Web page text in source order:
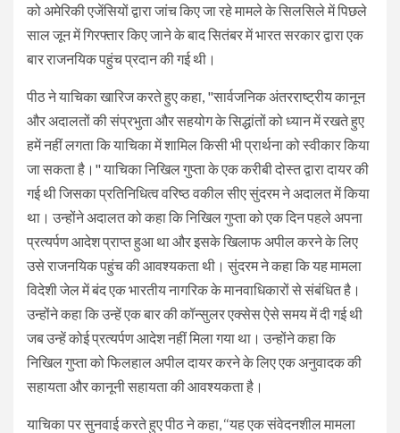
को अमेरिकी एजेंसियों द्वारा जांच किए जा रहे मामले के सिलसिले में पिछले
साल जून में गिरफ्तार किए जाने के बाद सितंबर में भारत सरकार द्वारा एक
बार राजनयिक पहुंच प्रदान की गई थी।
पीठ ने याचिका खारिज करते हुए कहा, "सार्वजनिक अंतरराष्ट्रीय कानून
और अदालतों की संप्रभुता और सहयोग के सिद्धांतों को ध्यान में रखते हुए
हमें नहीं लगता कि याचिका में शामिल किसी भी प्रार्थना को स्वीकार किया
जा सकता है।" याचिका निखिल गुप्ता के एक करीबी दोस्त द्वारा दायर की
गई थी जिसका प्रतिनिधित्व वरिष्ठ वकील सीए सुंदरम ने अदालत में किया
था। उन्होंने अदालत को कहा कि निखिल गुप्ता को एक दिन पहले अपना
प्रत्यर्पण आदेश प्राप्त हुआ था और इसके खिलाफ अपील करने के लिए
उसे राजनयिक पहुंच की आवश्यकता थी। सुंदरम ने कहा कि यह मामला
विदेशी जेल में बंद एक भारतीय नागरिक के मानवाधिकारों से संबंधित है।
उन्होंने कहा कि उन्हें एक बार की कॉन्सुलर एक्सेस ऐसे समय में दी गई थी
जब उन्हें कोई प्रत्यर्पण आदेश नहीं मिला गया था। उन्होंने कहा कि
निखिल गुप्ता को फिलहाल अपील दायर करने के लिए एक अनुवादक की
सहायता और कानूनी सहायता की आवश्यकता है।
याचिका पर सुनवाई करते हुए पीठ ने कहा, ‘‘यह एक संवेदनशील मामला